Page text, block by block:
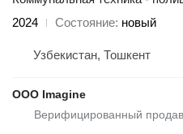
2024
Состояние новый
Узбекистан, Тошкент
OOO Imagine